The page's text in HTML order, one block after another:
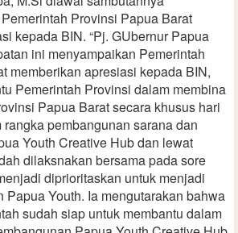
Provinsi Papua Barat
kepada BIN. “Pj. GUbernur Papua
ini menyampaikan Pemerintah
memberikan apresiasi kepada BIN,
Pemerintah Provinsi dalam membina
Papua Barat secara khusus hari
pembangunan sarana dan
Youth Creative Hub dan lewat
dilaksnakan bersama pada sore
diprioritaskan untuk menjadi
Papua Youth. Ia mengutarakan bahwa
sudah siap untuk membantu dalam